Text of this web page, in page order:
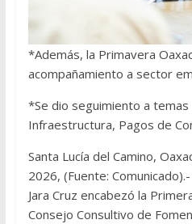
*Además, la Primavera
acompañamiento a sector
*Se dio seguimiento a temas
Infraestructura, Pagos de
Santa Lucía del Camino,
2026, (Fuente:
Jara Cruz encabezó la
Consejo Consultivo de